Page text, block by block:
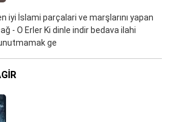
iyi İslami parçalari ve marşlarını yapan
- O Erler Ki dinle indir bedava ilahi
ge